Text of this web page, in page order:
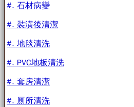
#. 石材病變
#. 裝潢後清潔
#. 地毯清洗
#. PVC地板清洗
#. 套房清潔
#. 厠所清洗